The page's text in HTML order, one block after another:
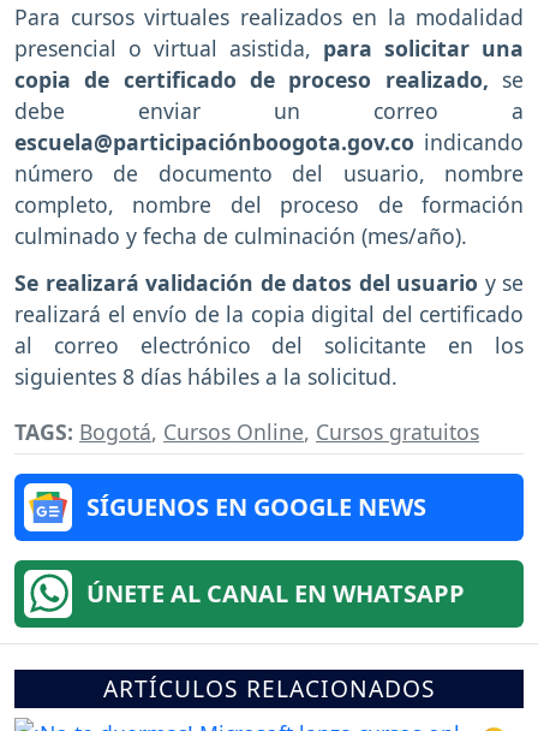
Para cursos virtuales realizados en la modalidad
presencial o virtual asistida, para solicitar una
copia de certificado de proceso realizado, se
debe enviar un correo a
escuela@participaciónboogota.gov.co indicando
número de documento del usuario, nombre
completo, nombre del proceso de formación
culminado y fecha de culminación (mes/año).
Se realizará validación de datos del usuario y se
realizará el envío de la copia digital del certificado
al correo electrónico del solicitante en los
siguientes 8 días hábiles a la solicitud.
TAGS: Bogotá, Cursos Online, Cursos gratuitos
SÍGUENOS EN GOOGLE NEWS
ÚNETE AL CANAL EN WHATSAPP
ARTÍCULOS RELACIONADOS